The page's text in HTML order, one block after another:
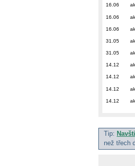
16.06
16.06
16.06
31.05
31.05
14.12
14.12
14.12
14.12
Tip:
než třech